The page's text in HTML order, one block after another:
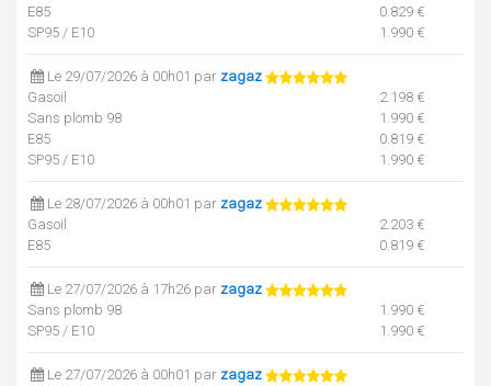
E85
0.829 €
SP95 / E10
1.990 €
Le 29/07/2026 à 00h01 par zagaz
Gasoil
2.198 €
Sans plomb 98
1.990 €
E85
0.819 €
SP95 / E10
1.990 €
Le 28/07/2026 à 00h01 par zagaz
Gasoil
2.203 €
E85
0.819 €
Le 27/07/2026 à 17h26 par zagaz
Sans plomb 98
1.990 €
SP95 / E10
1.990 €
Le 27/07/2026 à 00h01 par zagaz